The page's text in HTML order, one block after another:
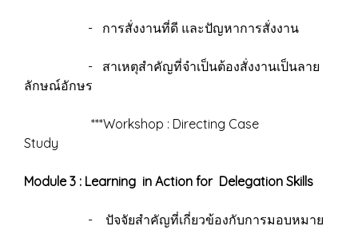
- การสั่งงานที่ดี และปัญหาการสั่งงาน
- สาเหตุสำคัญที่จำเป็นต้องสั่งงานเป็นลาย
ลักษณ์อักษร
***Workshop : Directing Case
Study
Module 3 : Learning in Action for Delegation Skills
- ปัจจัยสำคัญที่เกี่ยวข้องกับการมอบหมาย